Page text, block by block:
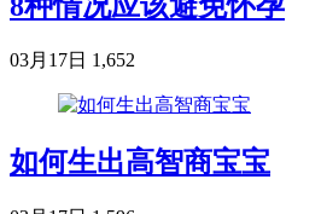
03月17日 1,652
如何生出高智商宝宝